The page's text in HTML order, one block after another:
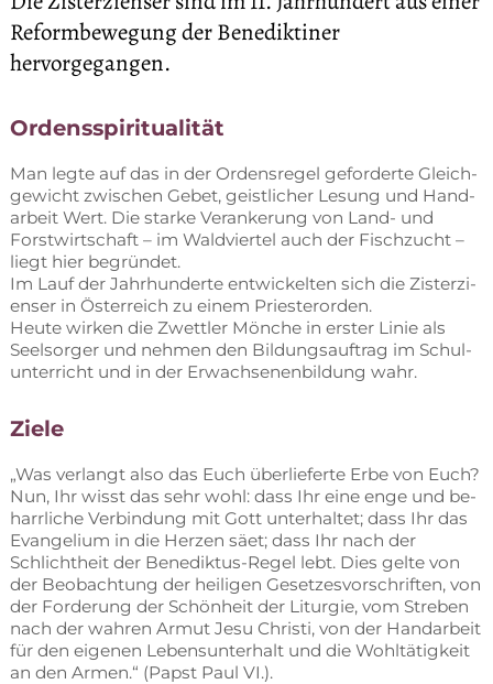
Reformbewegung der Benediktiner
hervorgegangen.
Or­dens­spi­ri­tua­li­tät
Man leg­te auf das in der Or­dens­re­gel ge­for­der­te Gleich­
ge­wicht zwi­schen Ge­bet, geist­li­cher Le­sung und Hand­
ar­beit Wert. Die star­ke Ver­an­ke­rung von Land- und
Forst­wirt­schaft – im Wald­vier­tel auch der Fisch­zucht –
liegt hier be­grün­det.
Im Lauf der Jahr­hun­der­te ent­wi­ckel­ten sich die Zis­ter­zi­
en­ser in Ös­ter­reich zu ei­nem Pries­ter­or­den.
Heu­te wir­ken die Zwett­ler Mön­che in ers­ter Li­nie als
Seel­sor­ger und neh­men den Bil­dungs­auf­trag im Schul­
un­ter­richt und in der Er­wach­se­nen­bil­dung wahr.
Zie­le
„Was ver­langt also das Euch über­lie­fer­te Erbe von Euch?
Nun, Ihr wisst das sehr wohl: dass Ihr eine enge und be­
harr­li­che Ver­bin­dung mit Gott un­ter­hal­tet; dass Ihr das
Evan­ge­li­um in die Her­zen säet; dass Ihr nach der
Schlicht­heit der Be­ne­dik­tus-Re­gel lebt. Dies gel­te von
der Be­ob­ach­tung der hei­li­gen Ge­set­zes­vor­schrif­ten, von
der For­de­rung der Schön­heit der Lit­ur­gie, vom Stre­ben
nach der wah­ren Ar­mut Jesu Chris­ti, von der Hand­ar­beit
für den ei­ge­nen Le­bens­un­ter­halt und die Wohl­tä­tig­keit
an den Ar­men.“ (Papst Paul VI.).